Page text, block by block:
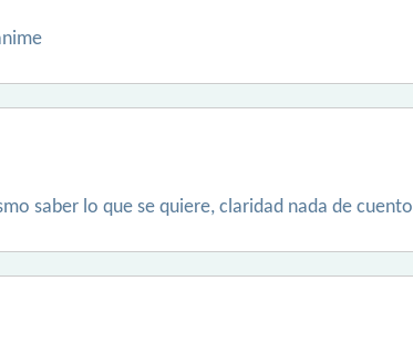
saber lo que se quiere, claridad nada de cuento